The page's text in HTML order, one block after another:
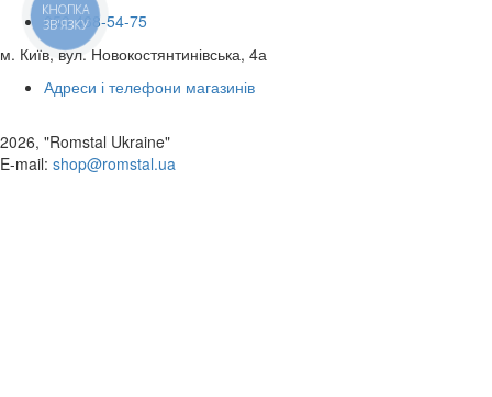
050 468-54-75
м. Київ, вул. Новокостянтинівська, 4а
Адреси і телефони магазинів
2026, "Romstal Ukraine"
​E-mail: shop@romstal.ua
КНОПКА
ЗВ'ЯЗКУ